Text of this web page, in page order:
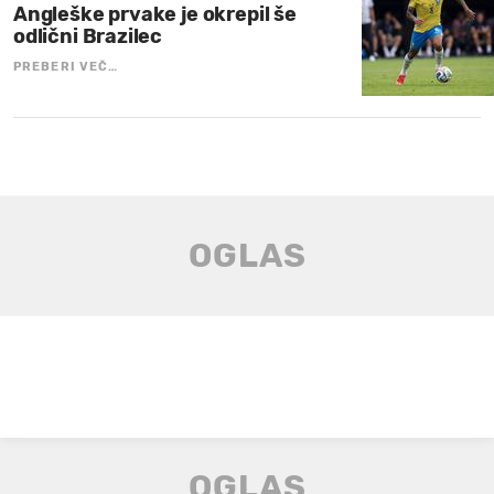
Angleške prvake je okrepil še
odlični Brazilec
PREBERI VEČ…